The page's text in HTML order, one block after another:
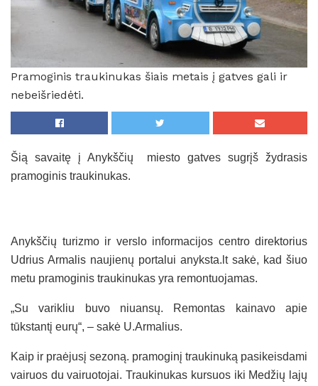
Pramoginis traukinukas šiais metais į gatves gali ir
nebeišriedėti.
Šią savaitę į Anykščių miesto gatves sugrįš žydrasis
pramoginis traukinukas.
Anykščių turizmo ir verslo informacijos centro direktorius
Udrius Armalis naujienų portalui anyksta.lt sakė, kad šiuo
metu pramoginis traukinukas yra remontuojamas.
„Su varikliu buvo niuansų. Remontas kainavo apie
tūkstantį eurų“, – sakė U.Armalius.
Kaip ir praėjusį sezoną. pramoginį traukinuką pasikeisdami
vairuos du vairuotojai. Traukinukas kursuos iki Medžių lajų